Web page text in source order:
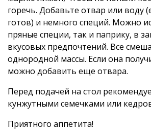
горечь. Добавьте отвар или воду
готов) и немного специй. Можно
пряные специи, так и паприку, в
вкусовых предпочтений. Все
однородной массы. Если она
можно добавить еще отвара.
Перед подачей на стол
кунжутными семечками или
Приятного аппетита!